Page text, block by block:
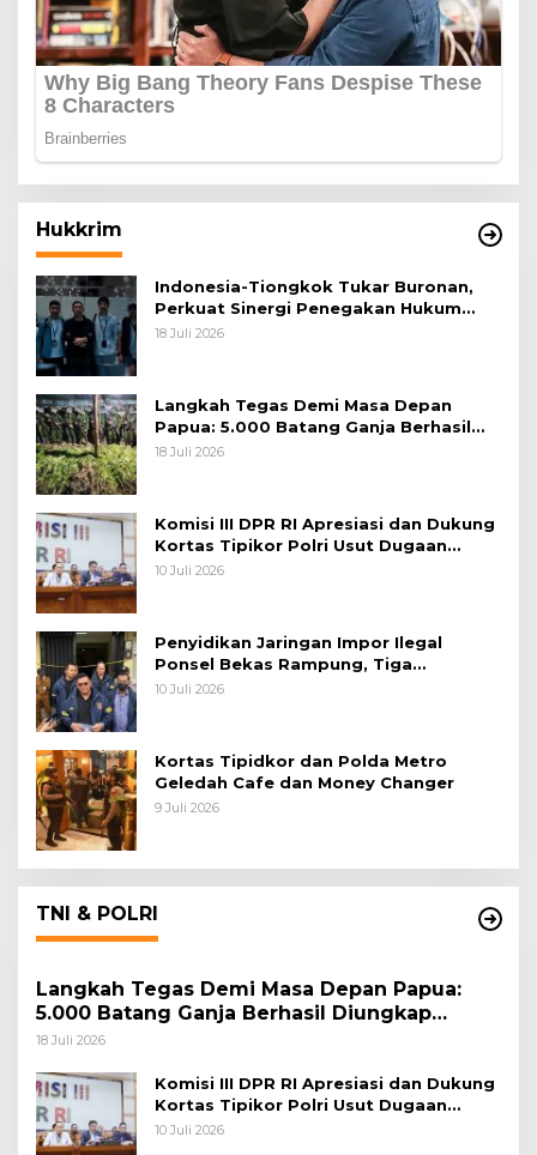
Hukkrim
Indonesia-Tiongkok Tukar Buronan,
Perkuat Sinergi Penegakan Hukum
Lintas Negara
18 Juli 2026
Langkah Tegas Demi Masa Depan
Papua: 5.000 Batang Ganja Berhasil
Diungkap Koops TNI Habema
18 Juli 2026
Komisi III DPR RI Apresiasi dan Dukung
Kortas Tipikor Polri Usut Dugaan
Korupsi Batu Bara
10 Juli 2026
Penyidikan Jaringan Impor Ilegal
Ponsel Bekas Rampung, Tiga
Tersangka Sudah P-21 dan Satu Buron
10 Juli 2026
Kortas Tipidkor dan Polda Metro
Geledah Cafe dan Money Changer
9 Juli 2026
TNI & POLRI
Langkah Tegas Demi Masa Depan Papua:
5.000 Batang Ganja Berhasil Diungkap
Koops TNI Habema
18 Juli 2026
Komisi III DPR RI Apresiasi dan Dukung
Kortas Tipikor Polri Usut Dugaan
Korupsi Batu Bara
10 Juli 2026